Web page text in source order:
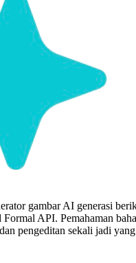
gambar AI generasi
API. Pemahaman
pengeditan sekali jadi